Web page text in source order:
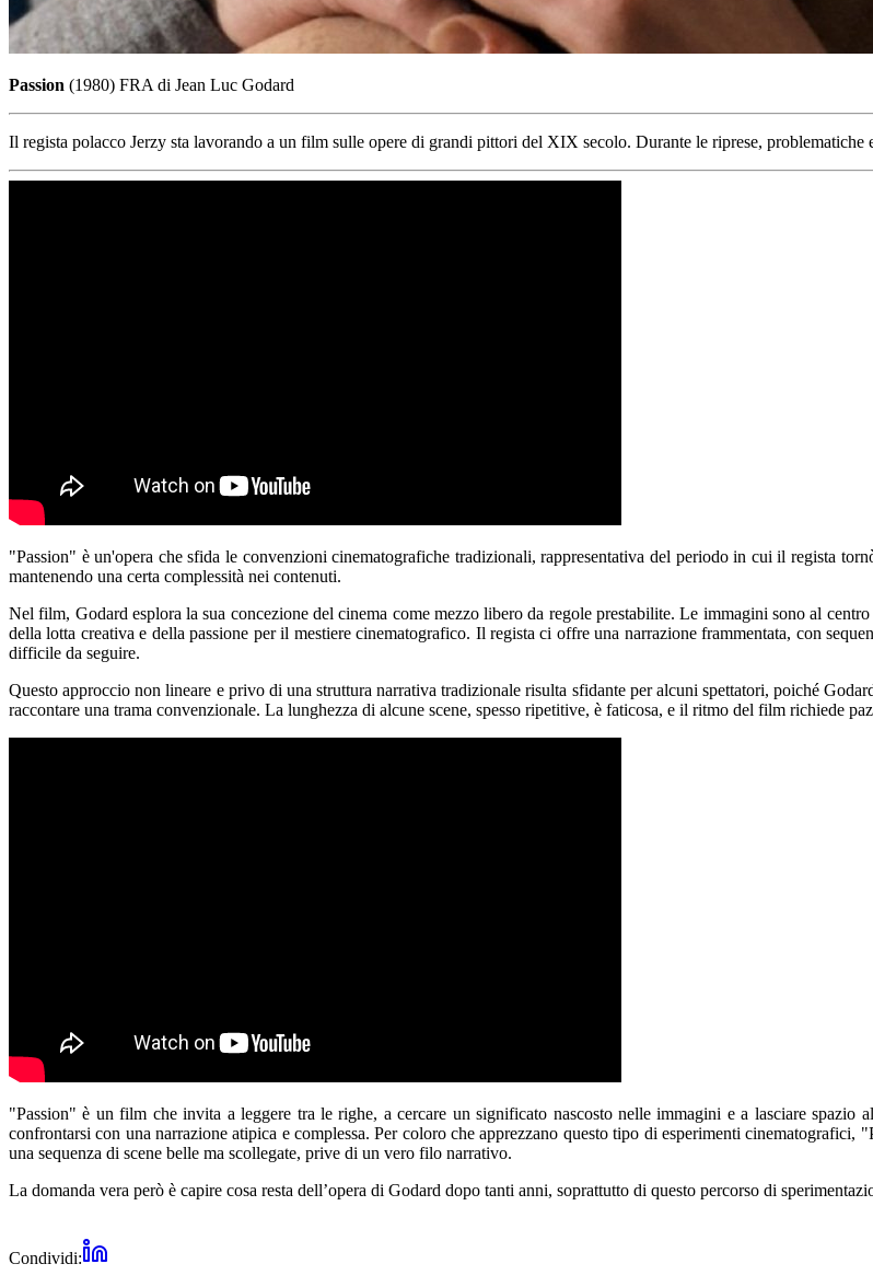
Passion (1980) FRA di Jean Luc Godard
Il regista polacco Jerzy sta lavorando a un film sulle opere di grandi pittori del XIX secolo. Durante le riprese,
"Passion" è un'opera che sfida le convenzioni cinematografiche tradizionali, rappresentativa del periodo in cui il regista
mantenendo una certa complessità nei contenuti.
Nel film, Godard esplora la sua concezione del cinema come mezzo libero da regole prestabilite. Le immagini sono al
della lotta creativa e della passione per il mestiere cinematografico. Il regista ci offre una narrazione frammentata, con
difficile da seguire.
Questo approccio non lineare e privo di una struttura narrativa tradizionale risulta sfidante per alcuni spettatori, poiché
raccontare una trama convenzionale. La lunghezza di alcune scene, spesso ripetitive, è faticosa, e il ritmo del film richiede
"Passion" è un film che invita a leggere tra le righe, a cercare un significato nascosto nelle immagini e a lasciare
confrontarsi con una narrazione atipica e complessa. Per coloro che apprezzano questo tipo di esperimenti cinematografici,
una sequenza di scene belle ma scollegate, prive di un vero filo narrativo.
La domanda vera però è capire cosa resta dell’opera di Godard dopo tanti anni, soprattutto di questo percorso di
Condividi: